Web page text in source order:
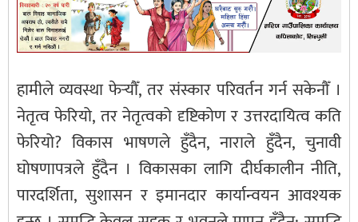
हामीले व्यवस्था फेर्‍यौँ, तर संस्कार परिवर्तन गर्न सकेनौँ ।
नेतृत्व फेरियो, तर नेतृत्वको दृष्टिकोण र उत्तरदायित्व कति
फेरियो? विकास भाषणले हुँदैन, नाराले हुँदैन, चुनावी
घोषणापत्रले हुँदैन । विकासका लागि दीर्घकालीन नीति,
पारदर्शिता, सुशासन र इमानदार कार्यान्वयन आवश्यक